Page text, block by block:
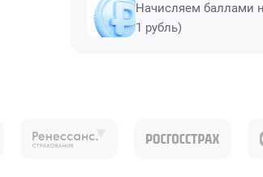
Начисляем баллами
1 рубль)